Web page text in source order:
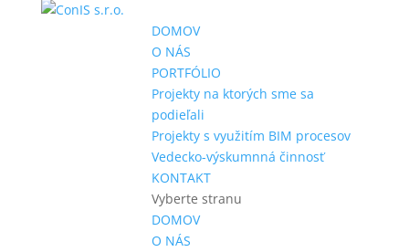
DOMOV
O NÁS
PORTFÓLIO
Projekty na ktorých sme sa
podieľali
Projekty s využitím BIM procesov
Vedecko-výskumnná činnosť
KONTAKT
Vyberte stranu
DOMOV
O NÁS